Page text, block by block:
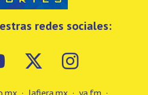
redes sociales:
· lafiera.mx · ya.fm ·